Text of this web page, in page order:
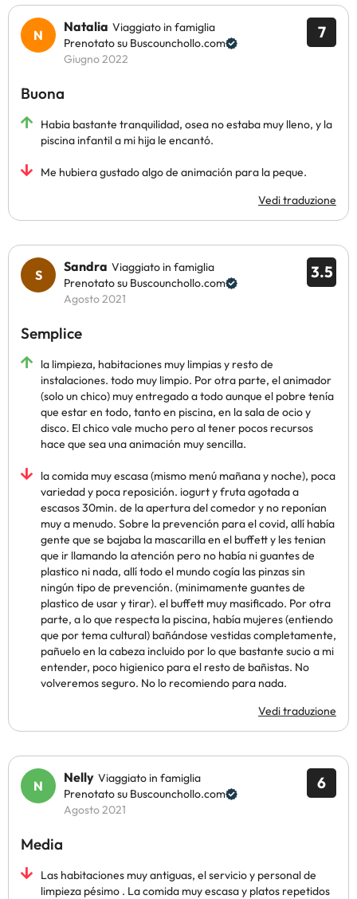
7
Natalia Viaggiato in famiglia
Prenotato su Buscounchollo.com
Giugno 2022
Buona
Habia bastante tranquilidad, osea no estaba muy lleno, y la
piscina infantil a mi hija le encantó.
Me hubiera gustado algo de animación para la peque.
Vedi traduzione
3.5
Sandra Viaggiato in famiglia
Prenotato su Buscounchollo.com
Agosto 2021
Semplice
la limpieza, habitaciones muy limpias y resto de
instalaciones. todo muy limpio. Por otra parte, el animador
(solo un chico) muy entregado a todo aunque el pobre tenía
que estar en todo, tanto en piscina, en la sala de ocio y
disco. El chico vale mucho pero al tener pocos recursos
hace que sea una animación muy sencilla.
la comida muy escasa (mismo menú mañana y noche), poca
variedad y poca reposición. iogurt y fruta agotada a
escasos 30min. de la apertura del comedor y no reponían
muy a menudo. Sobre la prevención para el covid, allí había
gente que se bajaba la mascarilla en el buffett y les tenian
que ir llamando la atención pero no había ni guantes de
plastico ni nada, allí todo el mundo cogía las pinzas sin
ningún tipo de prevención. (minimamente guantes de
plastico de usar y tirar). el buffett muy masificado. Por otra
parte, a lo que respecta la piscina, había mujeres (entiendo
que por tema cultural) bañándose vestidas completamente,
pañuelo en la cabeza incluido por lo que bastante sucio a mi
entender, poco higienico para el resto de bañistas. No
volveremos seguro. No lo recomiendo para nada.
Vedi traduzione
6
Nelly Viaggiato in famiglia
Prenotato su Buscounchollo.com
Agosto 2021
Media
Las habitaciones muy antiguas, el servicio y personal de
limpieza pésimo . La comida muy escasa y platos repetidos